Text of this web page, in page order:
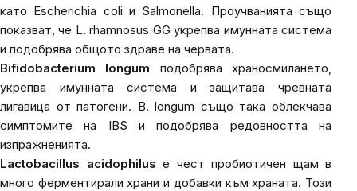
като Escherichia coli и Salmonella. Проучванията също
показват, че L. rhamnosus GG укрепва имунната система
и подобрява общото здраве на червата.
Bifidobacterium longum подобрява храносмилането,
укрепва имунната система и защитава чревната
лигавица от патогени. B. longum също така облекчава
симптомите на IBS и подобрява редовността на
изпражненията.
Lactobacillus acidophilus е чест пробиотичен щам в
много ферментирали храни и добавки към храната. Този